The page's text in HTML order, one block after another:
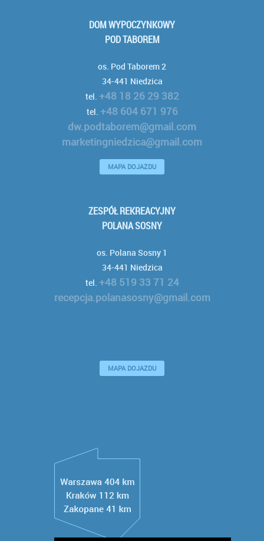
DOM WYPOCZYNKOWY
POD TABOREM
os. Pod Taborem 2
34-441 Niedzica
tel. +48 18 26 29 382
tel. +48 604 671 976
dw.podtaborem@gmail.com
marketingniedzica@gmail.com
MAPA DOJAZDU
ZESPÓŁ REKREACYJNY
POLANA SOSNY
os. Polana Sosny 1
34-441 Niedzica
tel. +48 519 33 71 24
recepcja.polanasosny@gmail.com
MAPA DOJAZDU